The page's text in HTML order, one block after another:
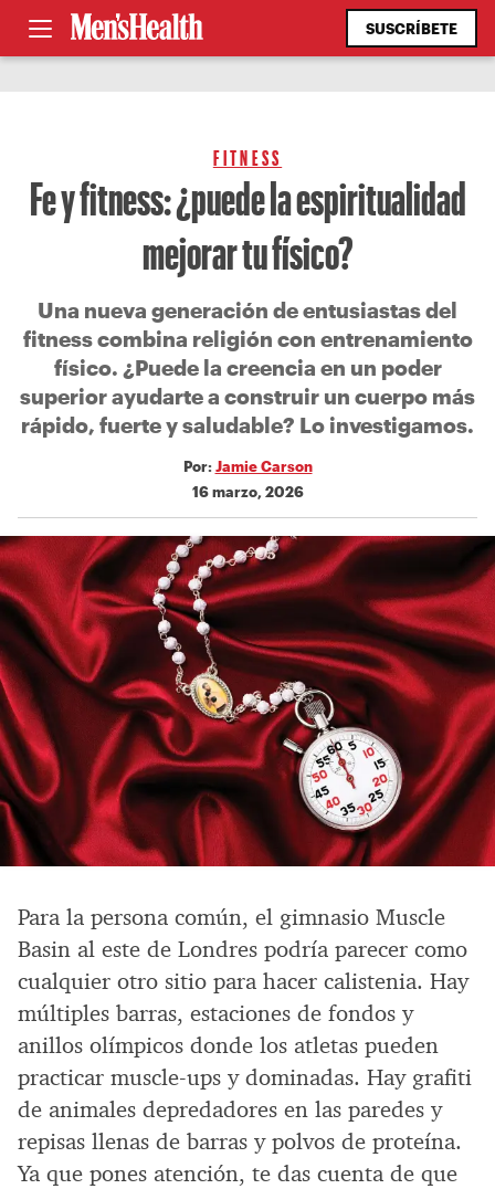
SUSCRÍBETE
FITNESS
Fe y fitness: ¿puede la espiritualidad
mejorar tu físico?
Una nueva generación de entusiastas del
fitness combina religión con entrenamiento
físico. ¿Puede la creencia en un poder
superior ayudarte a construir un cuerpo más
rápido, fuerte y saludable? Lo investigamos.
Por: Jamie Carson
16 marzo, 2026
Para la persona común, el gimnasio Muscle
Basin al este de Londres podría parecer como
cualquier otro sitio para hacer calistenia. Hay
múltiples barras, estaciones de fondos y
anillos olímpicos donde los atletas pueden
practicar muscle-ups y dominadas. Hay grafiti
de animales depredadores en las paredes y
repisas llenas de barras y polvos de proteína.
Ya que pones atención, te das cuenta de que